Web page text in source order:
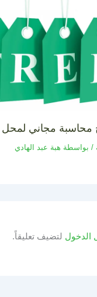
محاسبة مجاني لمحل
/ بواسطة هبة عبد الهادي
لتضيف تعليقاً.